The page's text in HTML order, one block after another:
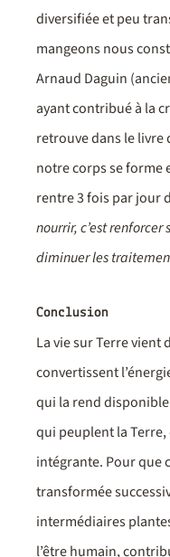
diversifiée et peu
mangeons nous
Arnaud Daguin
ayant contribué à la
retrouve dans le livre
notre corps se forme
rentre 3 fois par jour
nourrir, c’est
diminuer les
Conclusion
La vie sur Terre vient
convertissent
qui la rend
qui peuplent la
intégrante. Pour que
transformée
intermédiaires
l’être humain,